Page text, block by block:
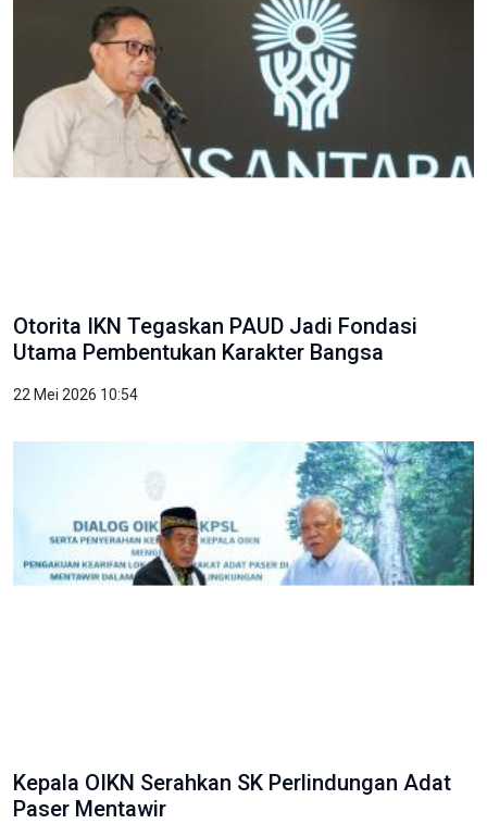
Otorita IKN Tegaskan PAUD Jadi Fondasi
Utama Pembentukan Karakter Bangsa
22 Mei 2026 10:54
Kepala OIKN Serahkan SK Perlindungan Adat
Paser Mentawir